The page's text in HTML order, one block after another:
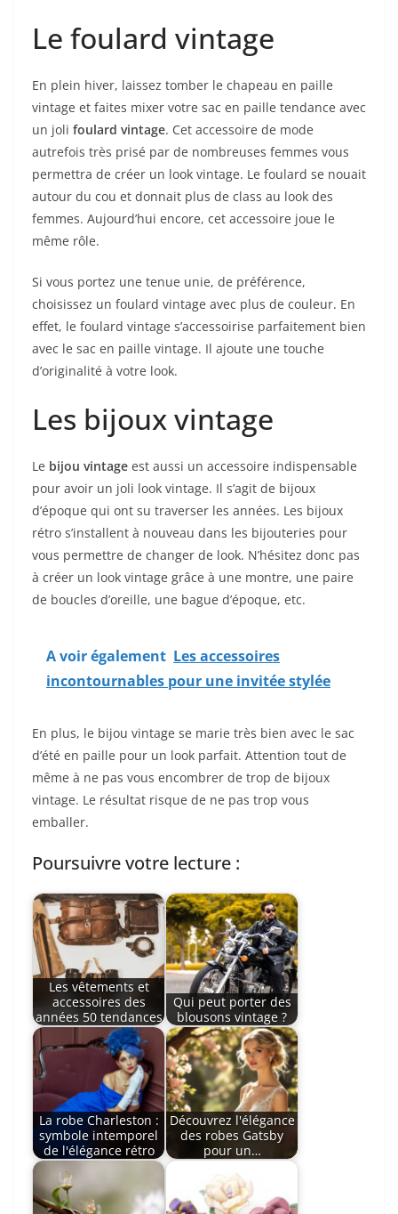
Le foulard vintage
En plein hiver, laissez tomber le chapeau en paille
vintage et faites mixer votre sac en paille tendance avec
un joli foulard vintage. Cet accessoire de mode
autrefois très prisé par de nombreuses femmes vous
permettra de créer un look vintage. Le foulard se nouait
autour du cou et donnait plus de class au look des
femmes. Aujourd’hui encore, cet accessoire joue le
même rôle.
Si vous portez une tenue unie, de préférence,
choisissez un foulard vintage avec plus de couleur. En
effet, le foulard vintage s’accessoirise parfaitement bien
avec le sac en paille vintage. Il ajoute une touche
d’originalité à votre look.
Les bijoux vintage
Le bijou vintage est aussi un accessoire indispensable
pour avoir un joli look vintage. Il s’agit de bijoux
d’époque qui ont su traverser les années. Les bijoux
rétro s’installent à nouveau dans les bijouteries pour
vous permettre de changer de look. N’hésitez donc pas
à créer un look vintage grâce à une montre, une paire
de boucles d’oreille, une bague d’époque, etc.
A voir également Les accessoires
incontournables pour une invitée stylée
En plus, le bijou vintage se marie très bien avec le sac
d’été en paille pour un look parfait. Attention tout de
même à ne pas vous encombrer de trop de bijoux
vintage. Le résultat risque de ne pas trop vous
emballer.
Poursuivre votre lecture :
Les vêtements et
accessoires des
années 50 tendances
Qui peut porter des
blousons vintage ?
La robe Charleston :
symbole intemporel
de l'élégance rétro
Découvrez l'élégance
des robes Gatsby
pour un…